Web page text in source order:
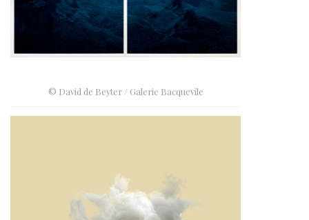
© David de Beyter / Galerie Bacquevile